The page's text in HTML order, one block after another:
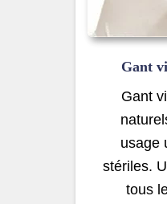
Gant
Gant
usage
stériles.
tous